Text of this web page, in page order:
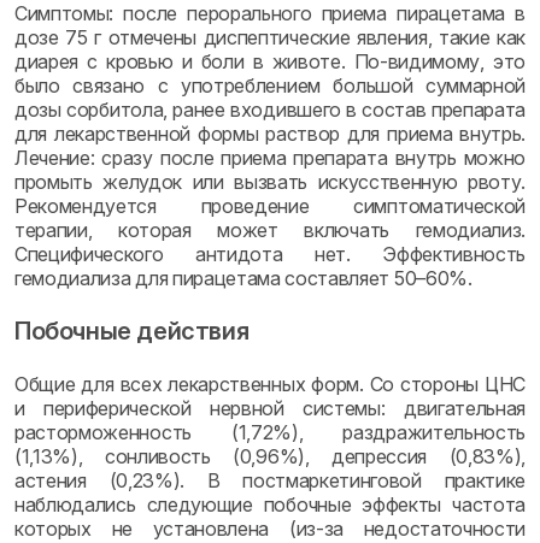
Симптомы: после перорального приема пирацетама в
дозе 75 г отмечены диспептические явления, такие как
диарея с кровью и боли в животе. По-видимому, это
было связано с употреблением большой суммарной
дозы сорбитола, ранее входившего в состав препарата
для лекарственной формы раствор для приема внутрь.
Лечение: сразу после приема препарата внутрь можно
промыть желудок или вызвать искусственную рвоту.
Рекомендуется проведение симптоматической
терапии, которая может включать гемодиализ.
Специфического антидота нет. Эффективность
гемодиализа для пирацетама составляет 50–60%.
Побочные действия
Общие для всех лекарственных форм. Со стороны ЦНС
и периферической нервной системы: двигательная
расторможенность (1,72%), раздражительность
(1,13%), сонливость (0,96%), депрессия (0,83%),
астения (0,23%). В постмаркетинговой практике
наблюдались следующие побочные эффекты частота
которых не установлена (из-за недостаточности